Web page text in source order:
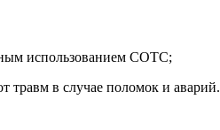
использованием СОТС;
в случае поломок и аварий.